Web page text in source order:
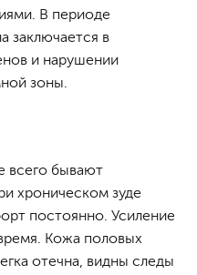
В периоде
заключается в
и нарушении
зоны.
всего бывают
хроническом зуде
постоянно. Усиление
Кожа половых
отечна, видны следы